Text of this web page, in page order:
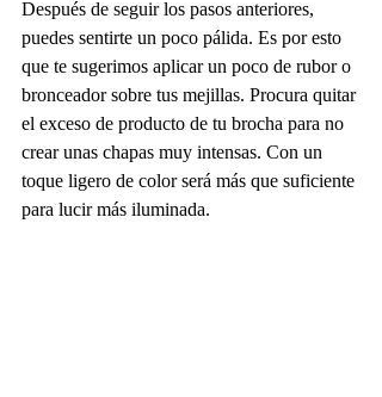
Después de seguir los pasos anteriores,
puedes sentirte un poco pálida. Es por esto
que te sugerimos aplicar un poco de rubor o
bronceador sobre tus mejillas. Procura quitar
el exceso de producto de tu brocha para no
crear unas chapas muy intensas. Con un
toque ligero de color será más que suficiente
para lucir más iluminada.